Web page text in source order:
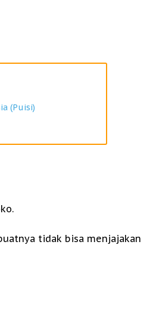
(Puisi)
tidak bisa menjajakan